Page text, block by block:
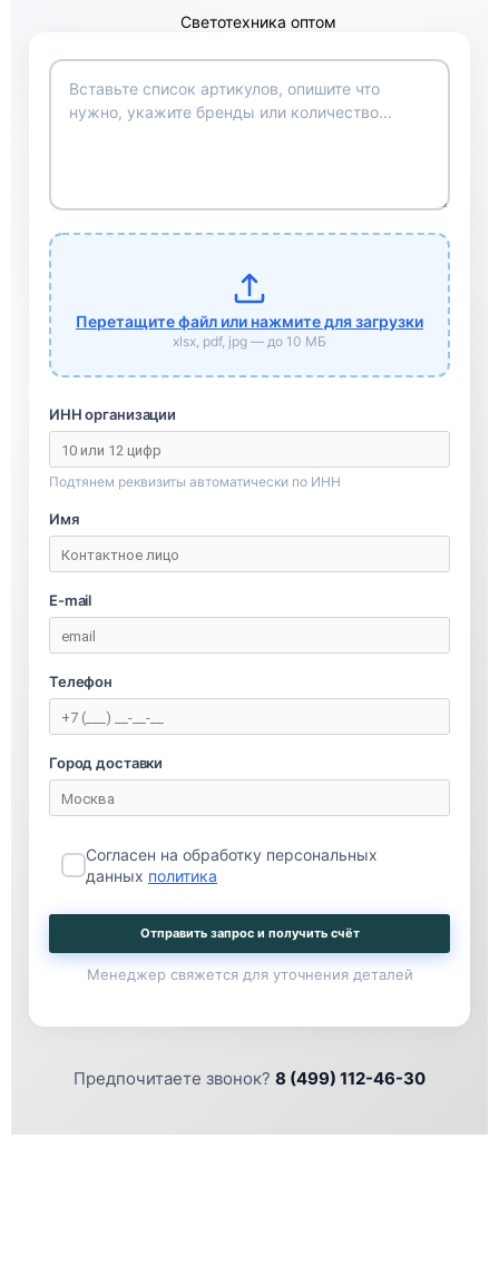
Перетащите файл или нажмите для загрузки
xlsx, pdf, jpg — до 10 МБ
ИНН организации
Подтянем реквизиты автоматически по ИНН
Имя
E-mail
Телефон
Город доставки
Согласен на обработку персональных
данных политика
Отправить запрос и получить счёт
Менеджер свяжется для уточнения деталей
Предпочитаете звонок? 8 (499) 112-46-30